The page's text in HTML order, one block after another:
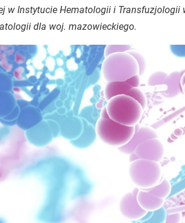
w Instytucie Hematologii i Transfuzjologii
dla woj. mazowieckiego.